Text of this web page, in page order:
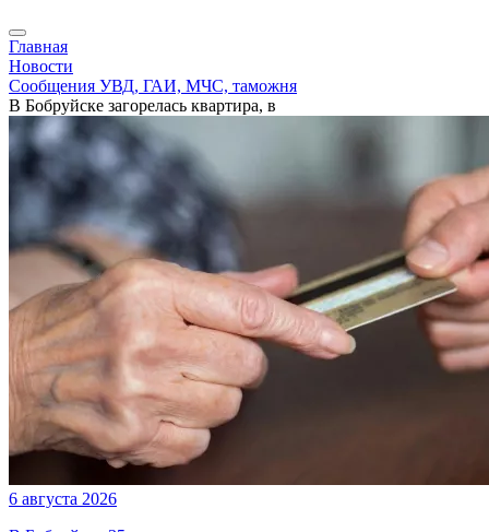
Главная
Новости
Сообщения УВД, ГАИ, МЧС, таможня
В Бобруйске загорелась квартира, в
6 августа 2026